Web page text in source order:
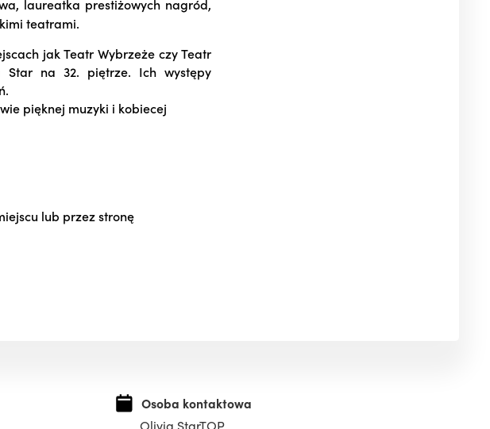
laureatka prestiżowych nagród,
teatrami.
jak Teatr Wybrzeże czy Teatr
na 32. piętrze. Ich występy
pięknej muzyki i kobiecej
lub przez stronę
Osoba kontaktowa
Olivia StarTOP